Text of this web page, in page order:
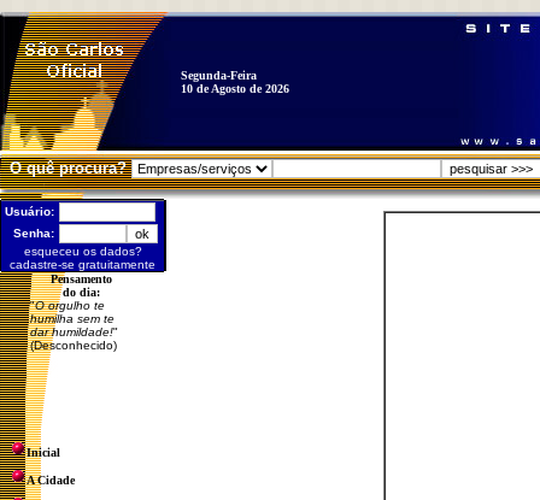
Segunda-Feira
10 de Agosto de 2026
O quê procura?
Usuário:
Senha:
esqueceu os dados?
cadastre-se gratuitamente
Pensamento
do dia:
"O orgulho te
humilha sem te
dar humildade!"
(Desconhecido)
Inicial
A Cidade